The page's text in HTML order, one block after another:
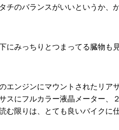
チのバランスがいいというか、
にみっちりとつまってる臓物も
エンジンにマウントされたリア
スにフルカラー液晶メーター、
む限りは、とても良いバイクに